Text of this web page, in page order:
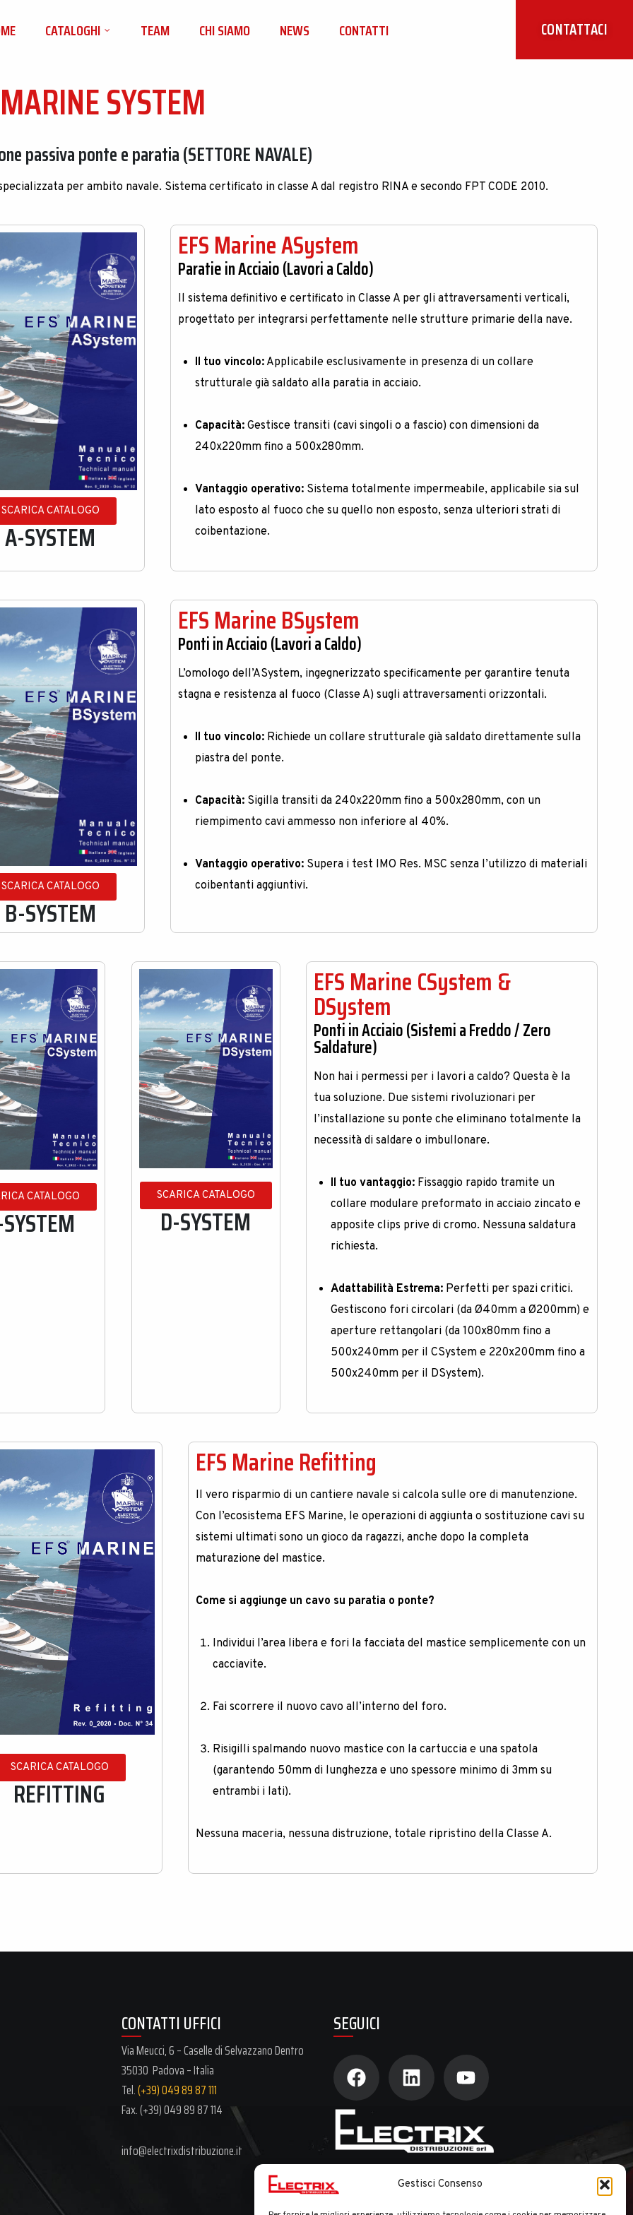
Gestisci Consenso
CONTATTACI
CATALOGHI TEAM CHI SIAMO NEWS CONTATTI
SYSTEM
passiva ponte e paratia (SETTORE NAVALE)
per ambito navale. Sistema certificato in classe A dal registro RINA e secondo FPT CODE 2010.
SCARICA CATALOGO
A-SYSTEM
EFS Marine ASystem
Paratie in Acciaio (Lavori a Caldo)
Il sistema definitivo e certificato in Classe A per gli attraversamenti verticali,
progettato per integrarsi perfettamente nelle strutture primarie della nave.
Il tuo vincolo: Applicabile esclusivamente in presenza di un collare
strutturale già saldato alla paratia in acciaio.
Capacità: Gestisce transiti (cavi singoli o a fascio) con dimensioni da
240x220mm fino a 500x280mm.
Vantaggio operativo: Sistema totalmente impermeabile, applicabile sia sul
lato esposto al fuoco che su quello non esposto, senza ulteriori strati di
coibentazione.
SCARICA CATALOGO
B-SYSTEM
EFS Marine BSystem
Ponti in Acciaio (Lavori a Caldo)
L’omologo dell’ASystem, ingegnerizzato specificamente per garantire tenuta
stagna e resistenza al fuoco (Classe A) sugli attraversamenti orizzontali.
Il tuo vincolo: Richiede un collare strutturale già saldato direttamente sulla
piastra del ponte.
Capacità: Sigilla transiti da 240x220mm fino a 500x280mm, con un
riempimento cavi ammesso non inferiore al 40%.
Vantaggio operativo: Supera i test IMO Res. MSC senza l’utilizzo di materiali
coibentanti aggiuntivi.
CATALOGO SCARICA CATALOGO
D-SYSTEM
EFS Marine CSystem &
DSystem
Ponti in Acciaio (Sistemi a Freddo / Zero
Saldature)
Non hai i permessi per i lavori a caldo? Questa è la
tua soluzione. Due sistemi rivoluzionari per
l’installazione su ponte che eliminano totalmente la
necessità di saldare o imbullonare.
Il tuo vantaggio: Fissaggio rapido tramite un
collare modulare preformato in acciaio zincato e
apposite clips prive di cromo. Nessuna saldatura
richiesta.
Adattabilità Estrema: Perfetti per spazi critici.
Gestiscono fori circolari (da Ø40mm a Ø200mm) e
aperture rettangolari (da 100x80mm fino a
500x240mm per il CSystem e 220x200mm fino a
500x240mm per il DSystem).
SCARICA CATALOGO
REFITTING
EFS Marine Refitting
Il vero risparmio di un cantiere navale si calcola sulle ore di manutenzione.
Con l’ecosistema EFS Marine, le operazioni di aggiunta o sostituzione cavi su
sistemi ultimati sono un gioco da ragazzi, anche dopo la completa
maturazione del mastice.
Come si aggiunge un cavo su paratia o ponte?
Individui l’area libera e fori la facciata del mastice semplicemente con un
cacciavite.
Fai scorrere il nuovo cavo all’interno del foro.
Risigilli spalmando nuovo mastice con la cartuccia e una spatola
(garantendo 50mm di lunghezza e uno spessore minimo di 3mm su
entrambi i lati).
Nessuna maceria, nessuna distruzione, totale ripristino della Classe A.
CONTATTI UFFICI
Via Meucci, 6 – Caselle di Selvazzano Dentro
35030 Padova – Italia
Tel.(+39) 049 89 87 111
Fax. (+39)049 89 87 114
info@electrixdistribuzione.it
SEGUICI